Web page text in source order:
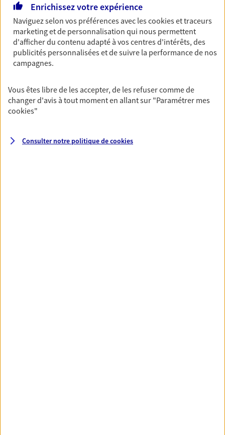
Préparez sereinement ce nouveau chapitre de
votre vie avec les conseils d'un expert. Découvrez
notre solution PER (Plan Epargne Retraite)
spécialement conçue pour la retraite.
Couvrez vos dépenses de santé ainsi que celles de
votre famille avec la complémentaire santé qui
vous ressemble.
Prévoyance
Enrichissez votre expérience
Naviguez selon vos préférences avec lescookies et traceurs
marketing et de personnalisation qui nous permettent
d'afficher du contenu adapté à vos centres d'intérêts, des
publicités personnalisées et de suivre la performance de nos
campagnes.
Vous êtes libre de les accepter, de les refuser comme de
changer d'avis à tout moment en allant sur "Paramétrer mes
cookies"
Consulter notre politique decookies